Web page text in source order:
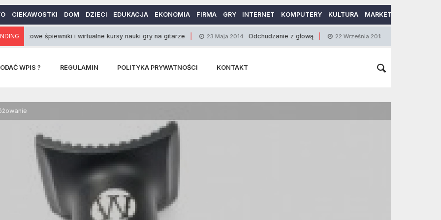
CIEKAWOSTKI DOM DZIECI EDUKACJA EKONOMIA FIRMA GRY INTERNET KOMPUTERY KULTURA MARKETING
śpiewniki i wirtualne kursy nauki gry na gitarze 23 Maja 2014 Odchudzanie z głową 22 Września 2015 Jak zadbać o wysokie
WPIS ? REGULAMIN POLITYKA PRYWATNOŚCI KONTAKT